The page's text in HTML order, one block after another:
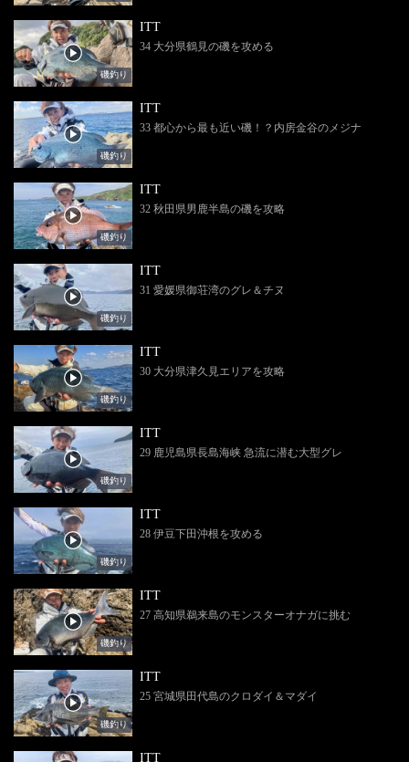
磯釣り
ITT
34 大分県鶴見の磯を攻める
磯釣り
ITT
33 都心から最も近い磯！？内房金谷のメジナ
磯釣り
ITT
32 秋田県男鹿半島の磯を攻略
磯釣り
ITT
31 愛媛県御荘湾のグレ＆チヌ
磯釣り
ITT
30 大分県津久見エリアを攻略
磯釣り
ITT
29 鹿児島県長島海峡 急流に潜む大型グレ
磯釣り
ITT
28 伊豆下田沖根を攻める
磯釣り
ITT
27 高知県鵜来島のモンスターオナガに挑む
磯釣り
ITT
25 宮城県田代島のクロダイ＆マダイ
ITT